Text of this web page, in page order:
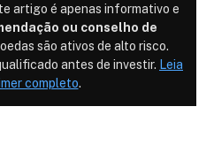
artigo é apenas informativo e
ou conselho de
são ativos de alto risco.
antes de investir. Leia
completo.